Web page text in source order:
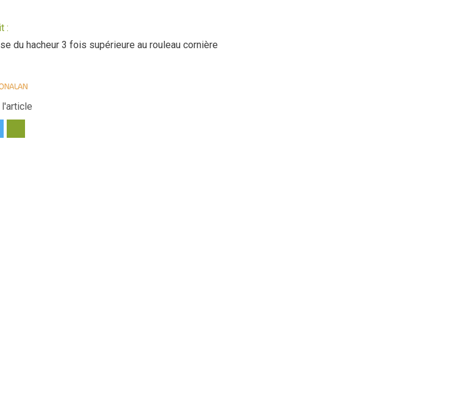
:
du hacheur 3 fois supérieure au rouleau cornière